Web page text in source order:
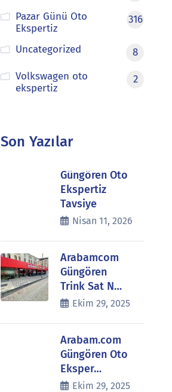
Pazar Günü Oto
Ekspertiz
316
Uncategorized
8
Volkswagen oto
ekspertiz
2
Son Yazılar
Güngören Oto
Ekspertiz
Tavsiye
Nisan 11, 2026
Arabamcom
Güngören
Trink Sat N…
Ekim 29, 2025
Arabam.com
Güngören Oto
Eksper…
Ekim 29, 2025